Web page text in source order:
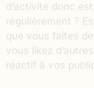
d’activité donc
régulièrement ?
que vous faites
vous likez
réactif à vos